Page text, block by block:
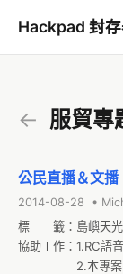
Hackpad 封
← 服貿專
公民直播＆文
2014-08-28 •
標　　籤：島嶼天
協助工作：1.RC語
2.本專案的